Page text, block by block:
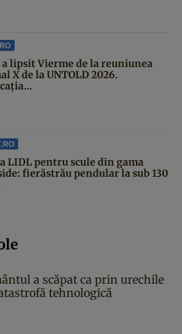
a lipsit Vierme de la reuniunea
X de la UNTOLD 2026.
LIDL pentru scule din gama
fierăstrău pendular la sub 130
a scăpat ca prin urechile
tehnologică